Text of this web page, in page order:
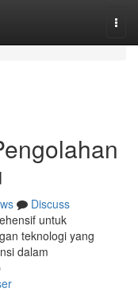
Discuss
untuk
teknologi yang
dalam